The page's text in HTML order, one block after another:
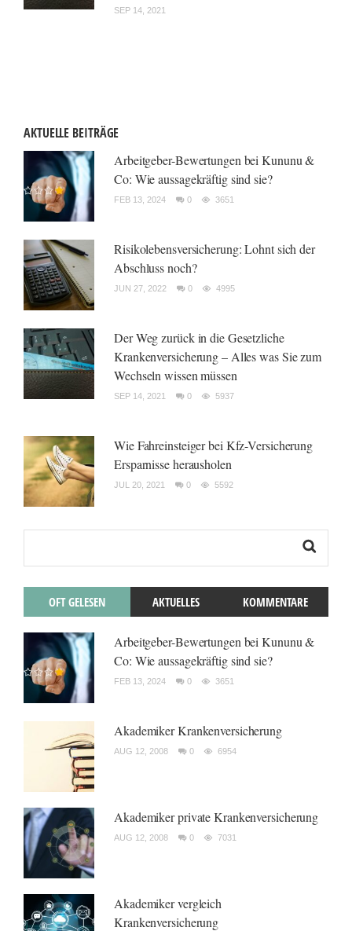
SEP 14, 2021
AKTUELLE BEITRÄGE
Arbeitgeber-Bewertungen bei Kununu &
Co: Wie aussagekräftig sind sie?
FEB 13, 2024 0 3651
Risikolebensversicherung: Lohnt sich der
Abschluss noch?
JUN 27, 2022 0 4995
Der Weg zurück in die Gesetzliche
Krankenversicherung – Alles was Sie zum
Wechseln wissen müssen
SEP 14, 2021 0 5937
Wie Fahreinsteiger bei Kfz-Versicherung
Ersparnisse herausholen
JUL 20, 2021 0 5592
OFT GELESEN AKTUELLES KOMMENTARE
Arbeitgeber-Bewertungen bei Kununu &
Co: Wie aussagekräftig sind sie?
FEB 13, 2024 0 3651
Akademiker Krankenversicherung
AUG 12, 2008 0 6954
Akademiker private Krankenversicherung
AUG 12, 2008 0 7031
Akademiker vergleich
Krankenversicherung